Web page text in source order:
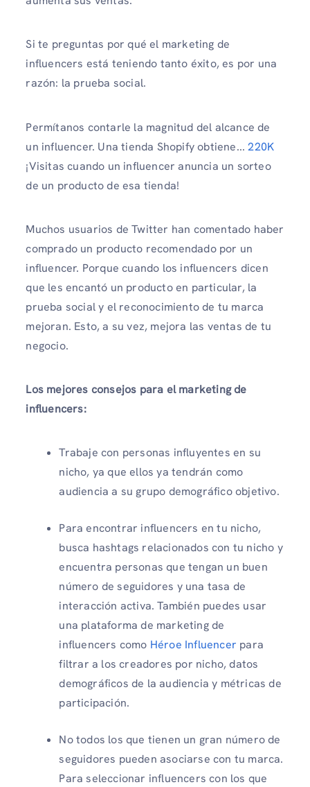
Si te preguntas por qué el marketing de
influencers está teniendo tanto éxito, es por una
razón: la prueba social.
Permítanos contarle la magnitud del alcance de
un influencer. Una tienda Shopify obtiene...220K
¡Visitas cuando un influencer anuncia un sorteo
de un producto de esa tienda!
Muchos usuarios de Twitter han comentado haber
comprado un producto recomendado por un
influencer. Porque cuando los influencers dicen
que les encantó un producto en particular, la
prueba social y el reconocimiento de tu marca
mejoran. Esto, a su vez, mejora las ventas de tu
negocio.
Los mejores consejos para el marketing de
influencers:
Trabaje con personas influyentes en su
nicho, ya que ellos ya tendrán como
audiencia a su grupo demográfico objetivo.
Para encontrar influencers en tu nicho,
busca hashtags relacionados con tu nicho y
encuentra personas que tengan un buen
número de seguidores y una tasa de
interacción activa. También puedes usar
una plataforma de marketing de
influencers como Héroe Influencer para
filtrar a los creadores por nicho, datos
demográficos de la audiencia y métricas de
participación.
No todos los que tienen un gran número de
seguidores pueden asociarse con tu marca.
Para seleccionar influencers con los que